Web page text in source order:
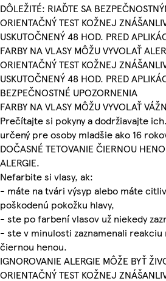
DÔLEŽITÉ: RIAĎTE SA
ORIENTAČNÝ TEST KOŽNEJ
USKUTOČNENÝ 48 HOD. PRED
FARBY NA VLASY MÔŽU VYVOLAŤ
ORIENTAČNÝ TEST KOŽNEJ
USKUTOČNENÝ 48 HOD. PRED
BEZPEČNOSTNÉ UPOZORNENIA
FARBY NA VLASY MÔŽU VYVOLAŤ
Prečítajte si pokyny a dodržiavajte
určený pre osoby mladšie ako 16
DOČASNÉ TETOVANIE ČIERNOU
ALERGIE.
Nefarbite si vlasy, ak:
- máte na tvári výsyp alebo máte
poškodenú pokožku hlavy,
- ste po farbení vlasov už niekedy
- ste v minulosti zaznamenali
čiernou henou.
IGNOROVANIE ALERGIE MÔŽE BYŤ
ORIENTAČNÝ TEST KOŽNEJ